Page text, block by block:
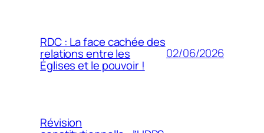
RDC : La face cachée des
relations entre les
Églises et le pouvoir !
02/06/2026
Révision